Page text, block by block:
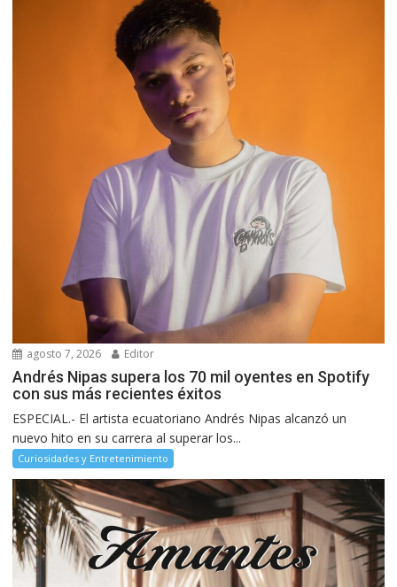
agosto 7, 2026 Editor
Andrés Nipas supera los 70 mil oyentes en Spotify
con sus más recientes éxitos
ESPECIAL.- El artista ecuatoriano Andrés Nipas alcanzó un
nuevo hito en su carrera al superar los...
Curiosidades y Entretenimiento